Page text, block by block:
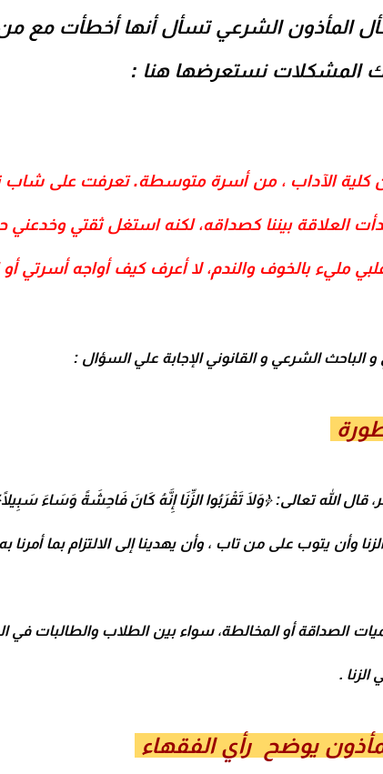
المأذون الشرعي تسأل أنها أخطأت مع
المشكلات نستعرضها هنا :
كلية الآداب ، من أسرة متوسطة.تعرفت على شاب
العلاقة بيننا كصداقه، لكنه استغل ثقتي
مليء بالخوف والندم، لا أعرف كيف أواجه أسرتي
الشرعي و القانوني الإجابة علي السؤال :
الله تعالى: ﴿وَلَا تَقْرَبُوا الزِّنَا إِنَّهُ كَانَ فَاحِشَةً وَسَاءَ
وأن يتوب على من تاب ، وأن يهدينا إلى الالتزام بما
الصداقة أو المخالطة، سواء بين الطلاب والطالبات في
.
يوضح رأي الفقهاء